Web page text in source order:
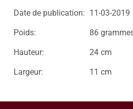
Date de publication: 11-03-2019
Poids: 86
Hauteur: 24 cm
Largeur: 11 cm